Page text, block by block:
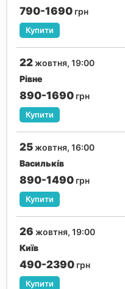
790-1690 грн
Купити
22жовтня, 19:00
Рівне
890-1690 грн
Купити
25жовтня, 16:00
Василькíв
890-1490 грн
Купити
26 жовтня, 19:00
Київ
490-2390 грн
Купити